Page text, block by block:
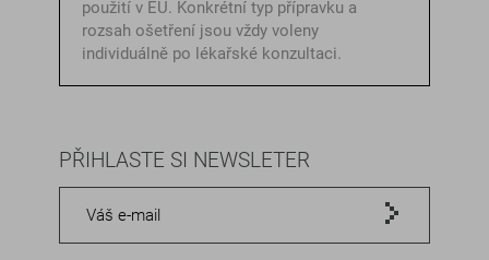
použití v EU. Konkrétní typ přípravku a
rozsah ošetření jsou vždy voleny
individuálně po lékařské konzultaci.
PŘIHLASTE SI NEWSLETER